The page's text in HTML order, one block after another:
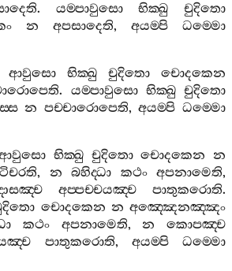
. යම‍්පාවුසො භික‍්ඛු
චුදිතො
න අපසාදෙති, අයම‍්පි
ධම‍්මො
ආවුසො භික‍්ඛු චුදිතො
චොදකෙන
. යම‍්පාවුසො භික‍්ඛු චුදිතො
න පච‍්චාරොපෙති,අයම‍්පි ධම‍්මො
භික‍්ඛු චුදිතො චොදකෙන න
, න බහිද‍්ධා කථං අපනාමෙති,
අප‍්පච‍්චයඤ‍්ච පාතුකරොති.
චොදකෙන න අඤ‍්ඤෙනඤ‍්ඤං
කථං අපනාමෙති,න
කොපඤ‍්ච
පාතුකරොති, අයම‍්පි
ධම‍්මො